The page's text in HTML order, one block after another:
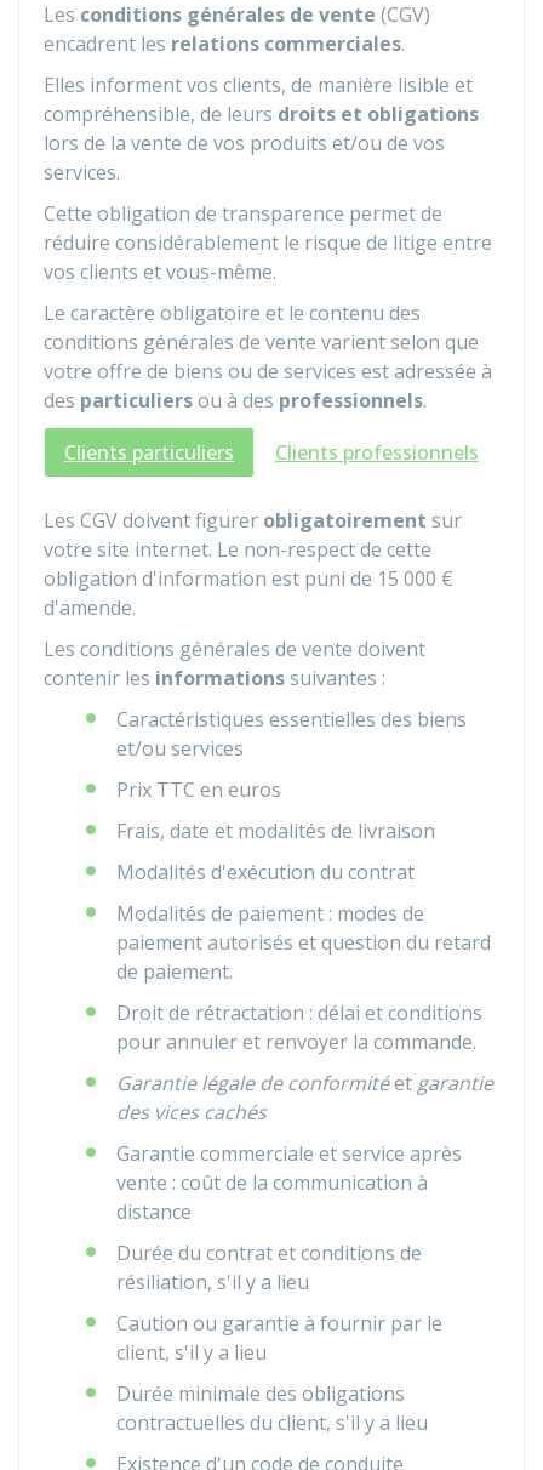
Les conditions générales de vente (CGV)
encadrent les relations commerciales.
Elles informent vos clients, de manière lisible et
compréhensible, de leurs droits et obligations
lors de la vente de vos produits et/ou de vos
services.
Cette obligation de transparence permet de
réduire considérablement le risque de litige entre
vos clients et vous-même.
Le caractère obligatoire et le contenu des
conditions générales de vente varient selon que
votre offre de biens ou de services est adressée à
des particuliersou à des professionnels.
Clients particuliers
Clients professionnels
Les CGV doivent figurer obligatoirement sur
votre site internet. Le non-respect de cette
obligation d'information est puni de 15 000 €
d'amende.
Les conditions générales de vente doivent
contenir les informationssuivantes :
Caractéristiques essentielles des biens
et/ou services
Prix TTC en euros
Frais, date et modalités de livraison
Modalités d'exécution du contrat
Modalités de paiement : modes de
paiement autorisés et question du retard
de paiement.
Droit de rétractation : délai et conditions
pour annuler et renvoyer la commande.
Garantie légale de conformitéet garantie
des vices cachés
Garantie commerciale et service après
vente : coût de la communication à
distance
Durée du contrat et conditions de
résiliation, s'il y a lieu
Caution ou garantie à fournir par le
client, s'il y a lieu
Durée minimale des obligations
contractuelles du client, s'il y a lieu
Existence d'un code de conduite